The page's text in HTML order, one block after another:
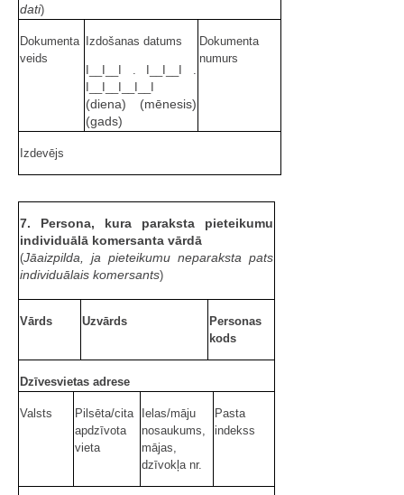
dati)
Dokumenta
veids
Izdošanas datums
I__I__I . I__I__I .
I__I__I__I__I
(diena) (mēnesis)
(gads)
Dokumenta
numurs
Izdevējs
7. Persona, kura paraksta pieteikumu
individuālā komersanta vārdā
(Jāaizpilda, ja pieteikumu neparaksta pats
individuālais komersants)
Vārds Uzvārds
Personas
kods
Dzīvesvietas adrese
Valsts
Pilsēta/cita
apdzīvota
vieta
Ielas/māju
nosaukums,
mājas,
dzīvokļa nr.
Pasta
indekss